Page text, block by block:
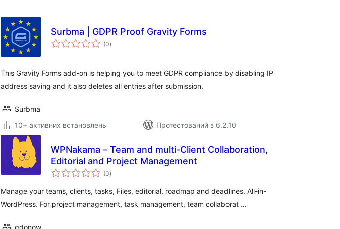
Surbma | GDPR Proof Gravity Forms
(0загальний
рейтинг
)
This Gravity Forms add-on is helping you to meet GDPR compliance by disabling IP
address saving and it also deletes all entries after submission.
Surbma
10+ активних встановлень
Протестований з 6.2.10
WPNakama – Team and multi-Client Collaboration,
Editorial and Project Management
(0загальний
рейтинг
)
Manage your teams, clients, tasks, Files, editorial, roadmap and deadlines. All-in-
WordPress. For project management, task management, team collaborat …
qdonow